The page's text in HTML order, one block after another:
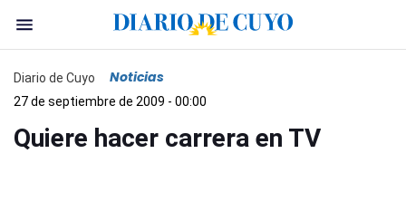
Diario de Cuyo Noticias
27 de septiembre de 2009 - 00:00
Quiere hacer carrera en TV